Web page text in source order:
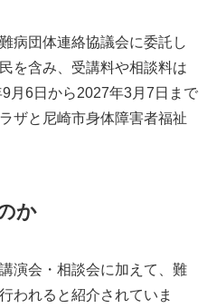
病団体連絡協議会に委託し
を含み、受講料や相談料は
月6日から2027年3月7日まで
ザと尼崎市身体障害者福祉
か
演会・相談会に加えて、難
われると紹介されていま